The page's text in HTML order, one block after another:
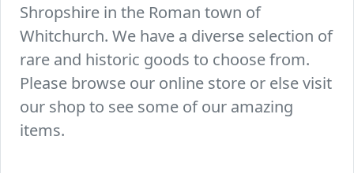
Shropshire in the Roman town of
Whitchurch. We have a diverse selection of
rare and historic goods to choose from.
Please browse our online store or else visit
our shop to see some of our amazing
items.